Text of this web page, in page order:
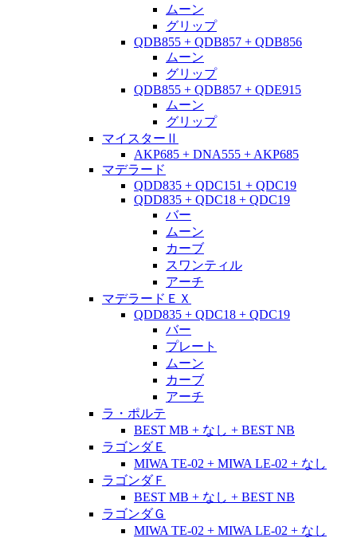
ムーン
グリップ
QDB855 + QDB857 + QDB856
ムーン
グリップ
QDB855 + QDB857 + QDE915
ムーン
グリップ
マイスターⅡ
AKP685 + DNA555 + AKP685
マデラード
QDD835 + QDC151 + QDC19
QDD835 + QDC18 + QDC19
バー
ムーン
カーブ
スワンティル
アーチ
マデラードＥＸ
QDD835 + QDC18 + QDC19
バー
プレート
ムーン
カーブ
アーチ
ラ・ポルテ
BEST MB + なし + BEST NB
ラゴンダＥ
MIWA TE-02 + MIWA LE-02 + なし
ラゴンダＦ
BEST MB + なし + BEST NB
ラゴンダＧ
MIWA TE-02 + MIWA LE-02 + なし